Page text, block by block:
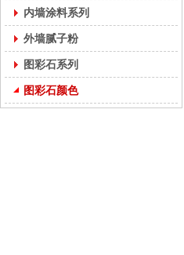
内墙涂料系列
外墙腻子粉
图彩石系列
图彩石颜色